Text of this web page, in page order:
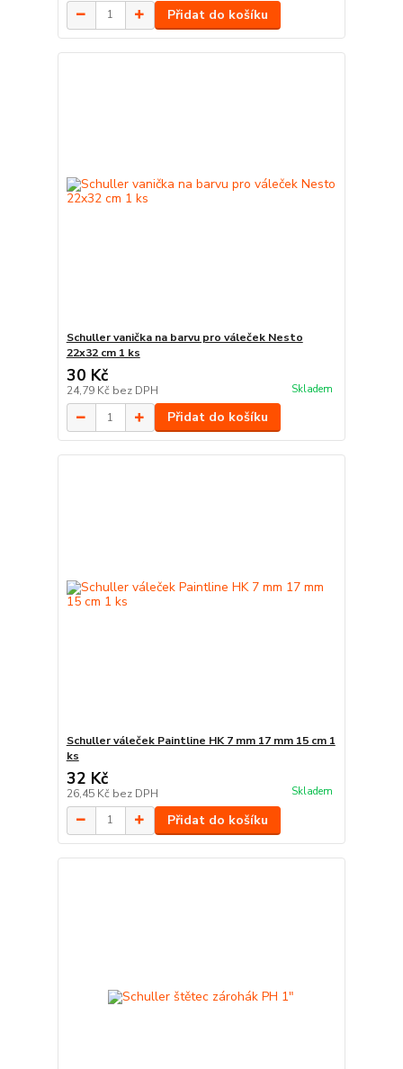
Přidat do košíku
Schuller vanička na barvu pro váleček Nesto
22x32 cm 1 ks
30 Kč
24,79 Kč bez DPH Skladem
Přidat do košíku
Schuller váleček Paintline HK 7 mm 17 mm 15 cm 1
ks
32 Kč
26,45 Kč bez DPH Skladem
Přidat do košíku